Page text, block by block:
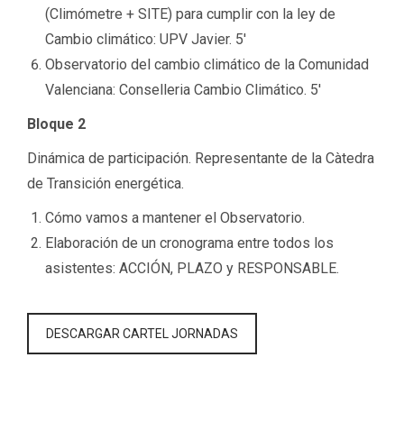
(Climómetre + SITE) para cumplir con la ley de
Cambio climático: UPV Javier. 5′
Observatorio del cambio climático de la Comunidad
Valenciana: Conselleria Cambio Climático. 5′
Bloque 2
Dinámica de participación. Representante de la Càtedra
de Transición energética.
Cómo vamos a mantener el Observatorio.
Elaboración de un cronograma entre todos los
asistentes: ACCIÓN, PLAZO y RESPONSABLE.
DESCARGAR CARTEL JORNADAS